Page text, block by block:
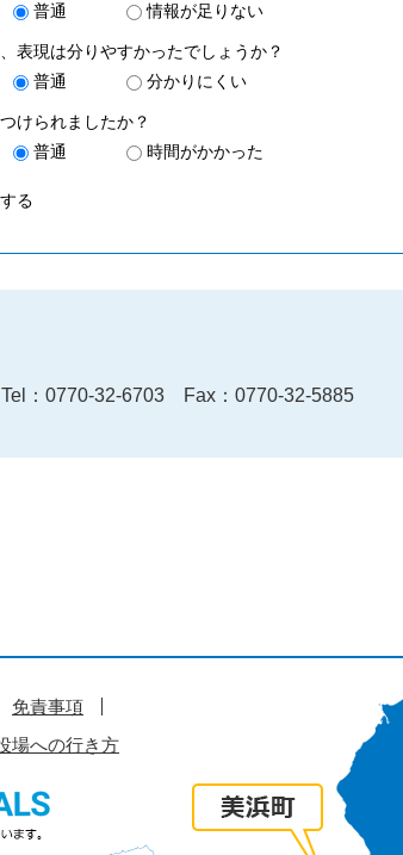
普通 情報が足りない
表現は分りやすかったでしょうか？
普通 分かりにくい
けられましたか？
普通 時間がかかった
Tel：0770-32-6703
Fax：0770-32-5885
免責事項
場への行き方